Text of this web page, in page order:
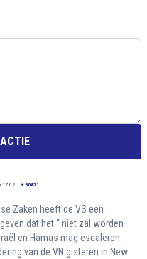
17:02 + 30871
Zaken heeft de VS een
dat het “ niet zal worden
en Hamas mag escaleren.
van de VN gisteren in New